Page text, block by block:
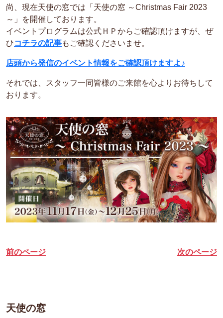
尚、現在天使の窓では「天使の窓 ～Christmas Fair 2023
～」を開催しております。
イベントプログラムは公式ＨＰからご確認頂けますが、ぜ
ひコチラの記事もご確認くださいませ。
店頭から発信のイベント情報をご確認頂けますよ♪
それでは、スタッフ一同皆様のご来館を心よりお待ちして
おります。
前のページ 次のページ
天使の窓